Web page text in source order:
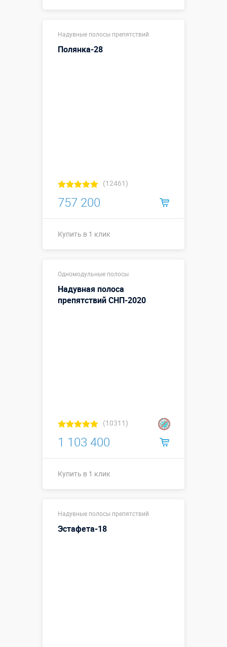
Размеры, м:
3,72 м
Больше деталей →
Надувные полосы препятствий
Полянка-28
(12461)
757 200
Купить в 1 клик
Больше деталей →
Смотреть видео
Одномодульные полосы
Надувная полоса
препятствий СНП-2020
(10311)
1 103 400
Купить в 1 клик
Надувные полосы препятствий
Эстафета-18